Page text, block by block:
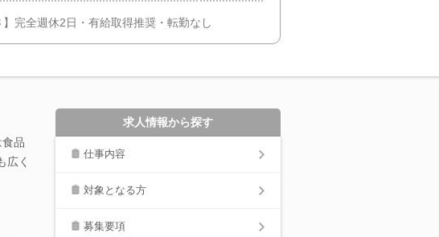
】完全週休2日・有給取得推奨・転勤なし
品
広く
求人情報から探す
仕事内容
対象となる方
募集要項